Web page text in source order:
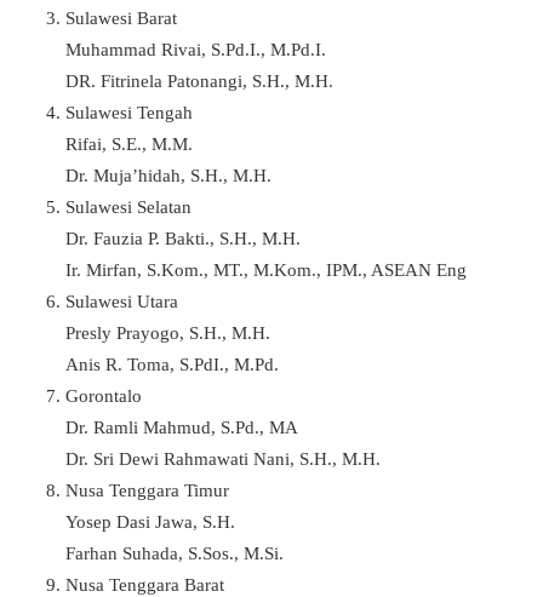
Sulawesi Barat
Muhammad Rivai, S.Pd.I., M.Pd.I.
DR. Fitrinela Patonangi, S.H., M.H.
Sulawesi Tengah
Rifai, S.E., M.M.
Dr. Muja’hidah, S.H., M.H.
Sulawesi Selatan
Dr. Fauzia P. Bakti., S.H., M.H.
Ir. Mirfan, S.Kom., MT., M.Kom., IPM., ASEAN Eng
Sulawesi Utara
Presly Prayogo, S.H., M.H.
Anis R. Toma, S.PdI., M.Pd.
Gorontalo
Dr. Ramli Mahmud, S.Pd., MA
Dr. Sri Dewi Rahmawati Nani, S.H., M.H.
Nusa Tenggara Timur
Yosep Dasi Jawa, S.H.
Farhan Suhada, S.Sos., M.Si.
Nusa Tenggara Barat